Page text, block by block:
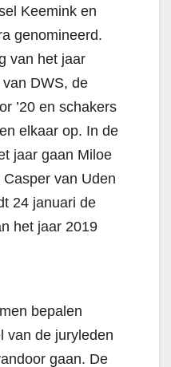
Keemink en
genomineerd.
van het jaar
DWS, de
’20 en schakers
elkaar op. In de
jaar gaan Miloe
van Uden
24 januari de
het jaar 2019
bepalen
van de juryleden
gaan. De